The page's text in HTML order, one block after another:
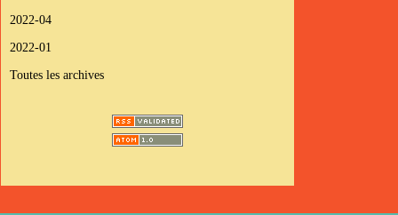
2022-04
2022-01
Toutes les archives